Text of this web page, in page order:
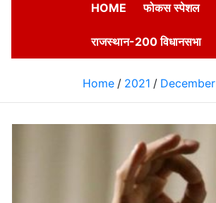
HOME फोकस स्पेशल
राजस्थान-200 विधानसभा
Home 2021 December